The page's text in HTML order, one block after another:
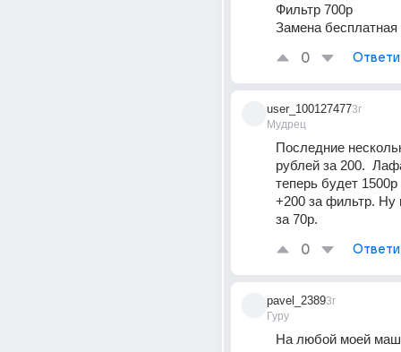
Фильтр 700р
Замена бесплатная
0
user_100127477
Мудрец
3г
Последние
рублей за 200.
теперь будет
+200 за фильтр. Ну
за 70р.
0
pavel_2389
Гуру
3г
На любой моей